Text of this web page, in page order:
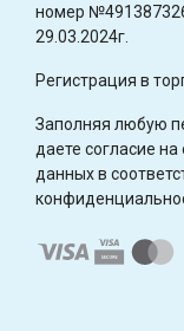
номер
29.03.2024г.
Регистрация в
Заполняя любую
даете согласие
данных в